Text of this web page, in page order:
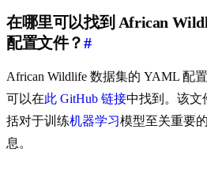
在哪里可以找到 African
配置文件？#
African Wildlife 数据集的 YAML 配
可以在此 GitHub 链接中找到。该文
括对于训练机器学习模型至关重要
息。